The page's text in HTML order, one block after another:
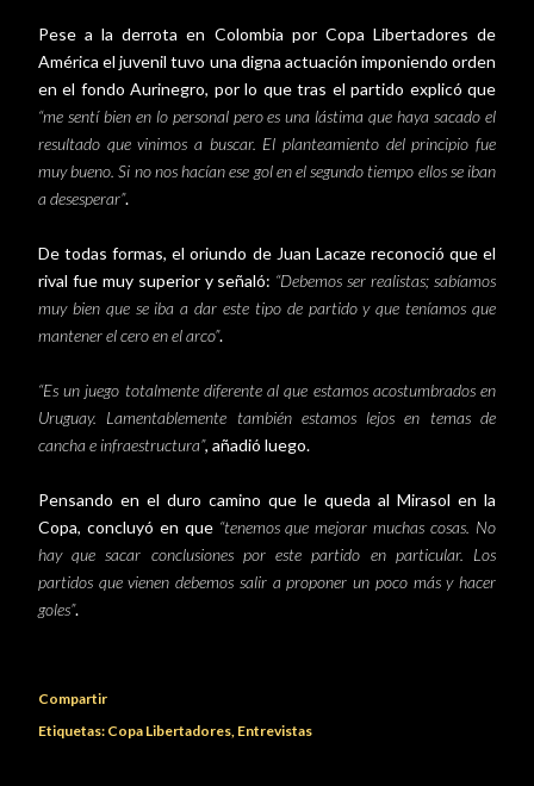
Pese a la derrota en Colombia por Copa Libertadores de
América el juvenil tuvo una digna actuación imponiendo orden
en el fondo Aurinegro, por lo que tras el partido explicó que
“me sentí bien en lo personal pero es una lástima que haya sacado el
resultado que vinimos a buscar. El planteamiento del principio fue
muy bueno. Si no nos hacían ese gol en el segundo tiempo ellos se iban
a desesperar”.
De todas formas, el oriundo de Juan Lacaze reconoció que el
rival fue muy superior y señaló: “Debemos ser realistas; sabíamos
muy bien que se iba a dar este tipo de partido y que teníamos que
mantener el cero en el arco”.
“Es un juego totalmente diferente al que estamos acostumbrados en
Uruguay. Lamentablemente también estamos lejos en temas de
cancha e infraestructura”, añadió luego.
Pensando en el duro camino que le queda al Mirasol en la
Copa, concluyó en que “tenemos que mejorar muchas cosas. No
hay que sacar conclusiones por este partido en particular. Los
partidos que vienen debemos salir a proponer un poco más y hacer
goles”.
Compartir
Etiquetas: Copa Libertadores Entrevistas